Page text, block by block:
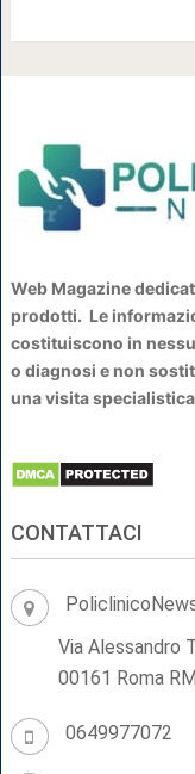
Web Magazine
prodotti. Le
costituiscono in
o diagnosi e non
una visita
CONTATTACI
Via Alessandro
00161 Roma RM
0649977072